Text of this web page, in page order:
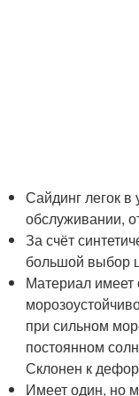
Сайдинг легок
обслуживании,
За счёт
большой выбор
Материал
при сильном
постоянном
Склонен к
Имеет один, но